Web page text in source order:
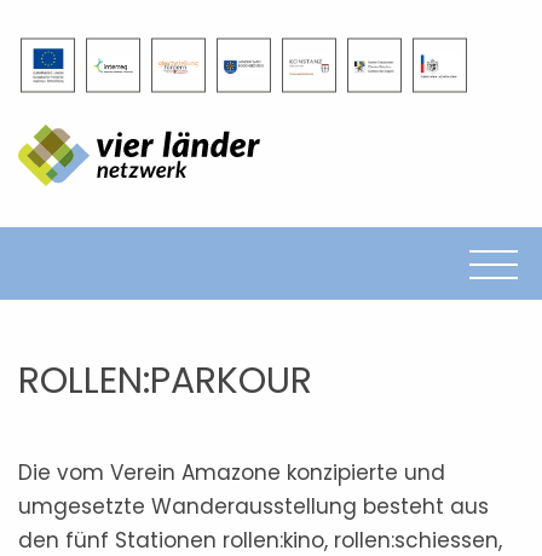
Befragung
Kampagne
Ausstellung
Kontakte
Impressum
ROLLEN:PARKOUR
Die vom Verein Amazone konzipierte und
umgesetzte Wanderausstellung besteht aus
den fünf Stationen rollen:kino, rollen:schiessen,